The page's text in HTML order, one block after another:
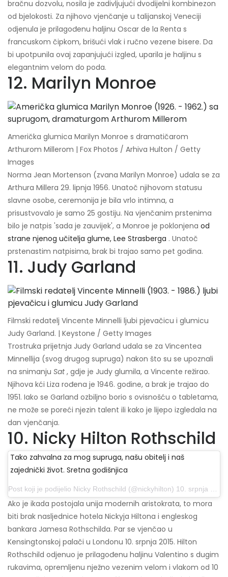
bračnu dozvolu, nosila je zadivljujući dvodijelni kombinezon
od bjelokosti. Za njihovo vjenčanje u talijanskoj Veneciji
odjenula je prilagođenu haljinu Oscar de la Renta s
francuskom čipkom, brišući vlak i ručno vezene bisere. Da
bi upotpunila ovaj zapanjujući izgled, uparila je haljinu s
elegantnim velom do poda.
12. Marilyn Monroe
Američka glumica Marilyn Monroe s dramatičarom
Arthurom Millerom | Fox Photos / Arhiva Hulton / Getty
Images
Norma Jean Mortenson (zvana Marilyn Monroe) udala se za
Arthura Millera 29. lipnja 1956. Unatoč njihovom statusu
slavne osobe, ceremonija je bila vrlo intimna, a
prisustvovalo je samo 25 gostiju. Na vjenčanim prstenima
bilo je natpis 'sada je zauvijek', a Monroe je poklonjena od
strane njenog učitelja glume, Lee Strasberga . Unatoč
prstenastim natpisima, brak bi trajao samo pet godina.
11. Judy Garland
Filmski redatelj Vincente Minnelli ljubi pjevačicu i glumicu
Judy Garland. | Keystone / Getty Images
Trostruka prijetnja Judy Garland udala se za Vincentea
Minnellija (svog drugog supruga) nakon što su se upoznali
na snimanju Sat, gdje je Judy glumila, a Vincente režirao.
Njihova kći Liza rođena je 1946. godine, a brak je trajao do
1951. Iako se Garland ozbiljno borio s ovisnošću o tabletama,
ne može se poreći njezin talent ili kako je lijepo izgledala na
dan vjenčanja.
10. Nicky Hilton Rothschild
Tako zahvalna za mog supruga, našu obitelj i naš
zajednički život. Sretna godišnjica
Ako je ikada postojala unija modernih aristokrata, to mora
biti brak nasljednice hotela Nickyja Hiltona i engleskog
bankara Jamesa Rothschilda. Par se vjenčao u
Kensingtonskoj palači u Londonu 10. srpnja 2015. Hilton
Rothschild odjenuo je prilagođenu haljinu Valentino s dugim
rukavima, opremljenu nježno vezenim velom i vlakom od 10